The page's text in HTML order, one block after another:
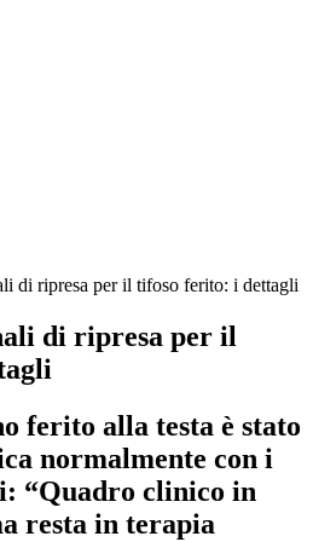
di ripresa per il tifoso ferito: i dettagli
di ripresa per il
ferito alla testa è stato
normalmente con i
“Quadro clinico in
resta in terapia